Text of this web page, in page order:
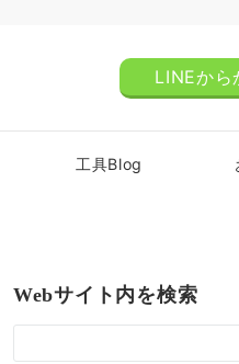
LINEから
工具Blog
Webサイト内を検索